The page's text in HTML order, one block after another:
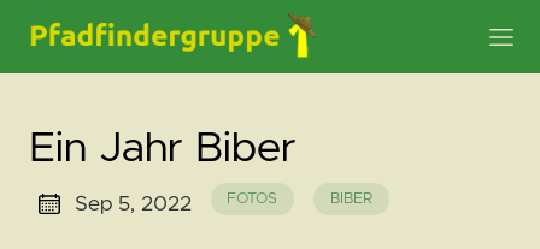
Ein Jahr Biber
Sep 5, 2022 FOTOS BIBER